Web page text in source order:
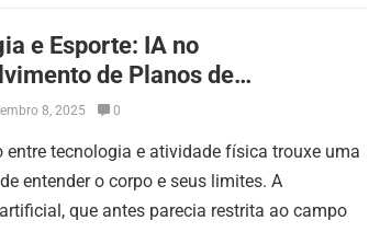
e Esporte: IA no
de Planos de
Preciso
8, 2025 0
entre tecnologia e atividade física trouxe uma
entender o corpo e seus limites. A
que antes parecia restrita ao campo